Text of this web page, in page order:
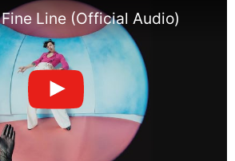
Line (Official Audio)